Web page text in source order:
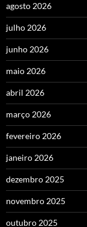
agosto 2026
julho 2026
junho 2026
maio 2026
abril 2026
março 2026
fevereiro 2026
janeiro 2026
dezembro 2025
novembro 2025
outubro 2025